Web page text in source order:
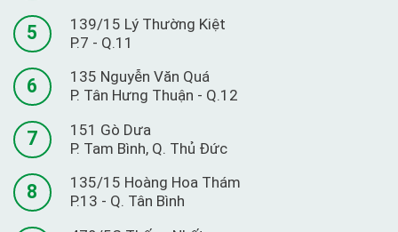
5
139/15 Lý Thường Kiệt
P.7 - Q.11
6
135 Nguyễn Văn Quá
P. Tân Hưng Thuận - Q.12
7
151 Gò Dưa
P. Tam Bình, Q. Thủ Đức
8
135/15 Hoàng Hoa Thám
P.13 - Q. Tân Bình